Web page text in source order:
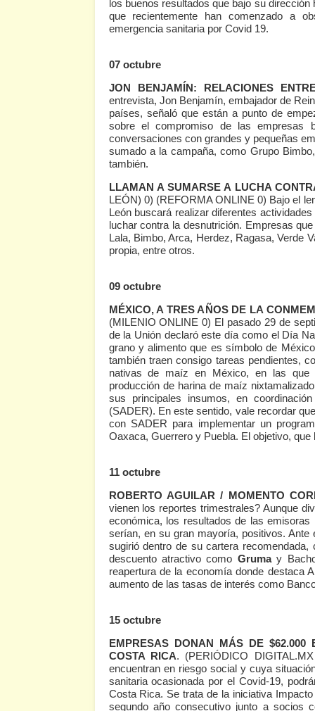
los buenos resultados que bajo su
que recientemente han comenzado a
emergencia sanitaria por Covid 19.
07 octubre
JON BENJAMÍN: RELACIONES
entrevista, Jon Benjamín, embajador de
países, señaló que están a punto de
sobre el compromiso de las empresas
conversaciones con grandes y pequeñas
sumado a la campaña, como Grupo
también.
LLAMAN A SUMARSE A LUCHA
LEÓN) 0) (REFORMA ONLINE 0) Bajo el
León buscará realizar diferentes
luchar contra la desnutrición. Empresas
Lala, Bimbo, Arca, Herdez, Ragasa, Verde
propia, entre otros.
09 octubre
MÉXICO, A TRES AÑOS DE LA
(MILENIO ONLINE 0) El pasado 29 de
de la Unión declaró este día como el Día
grano y alimento que es símbolo de
también traen consigo tareas pendientes,
nativas de maíz en México, en las que
producción de harina de maíz
sus principales insumos, en
(SADER). En este sentido, vale recordar
con SADER para implementar un
Oaxaca, Guerrero y Puebla. El objetivo,
11 octubre
ROBERTO AGUILAR / MOMENTO
vienen los reportes trimestrales? Aunque
económica, los resultados de las
serían, en su gran mayoría, positivos.
sugirió dentro de su cartera
descuento atractivo como Grumay
reapertura de la economía donde destaca
aumento de las tasas de interés como
15 octubre
EMPRESAS DONAN MÁS DE
COSTA RICA. (PERIÓDICO
encuentran en riesgo social y cuya
sanitaria ocasionada por el Covid-19,
Costa Rica. Se trata de la iniciativa
segundo año consecutivo junto a socios